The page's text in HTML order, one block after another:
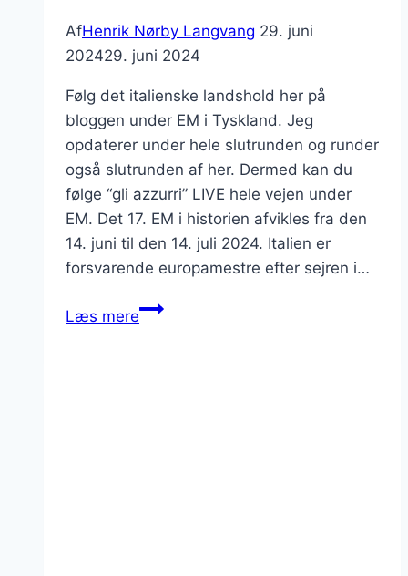
AfHenrik Nørby Langvang 29. juni
202429. juni 2024
Følg det italienske landshold her på
bloggen under EM i Tyskland. Jeg
opdaterer under hele slutrunden og runder
også slutrunden af her. Dermed kan du
følge “gli azzurri” LIVE hele vejen under
EM. Det 17. EM i historien afvikles fra den
14. juni til den 14. juli 2024. Italien er
forsvarende europamestre efter sejren i…
Læs mereItalien